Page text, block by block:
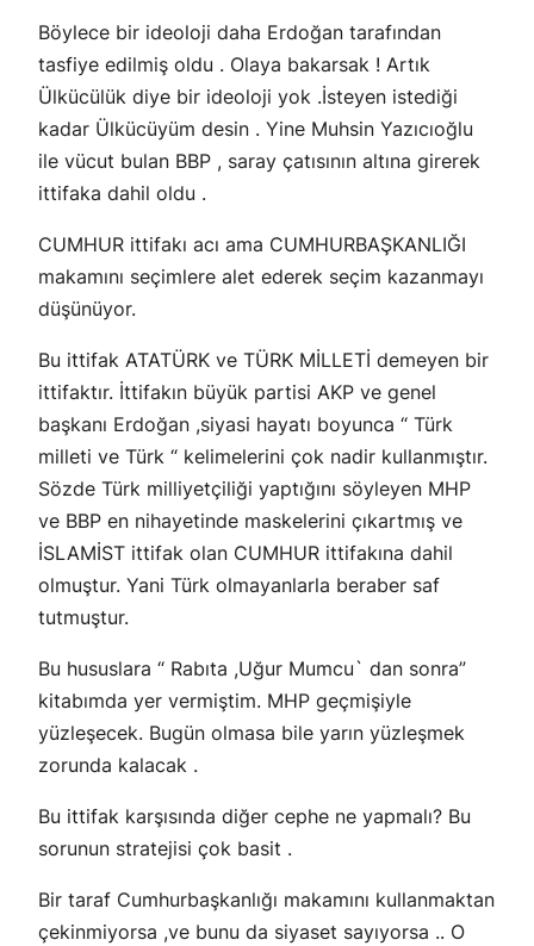
Böylece bir ideoloji daha Erdoğan tarafından
tasfiye edilmiş oldu . Olaya bakarsak ! Artık
Ülkücülük diye bir ideoloji yok .İsteyen istediği
kadar Ülkücüyüm desin . Yine Muhsin Yazıcıoğlu
ile vücut bulan BBP , saray çatısının altına girerek
ittifaka dahil oldu .
CUMHUR ittifakı acı ama CUMHURBAŞKANLIĞI
makamını seçimlere alet ederek seçim kazanmayı
düşünüyor.
Bu ittifak ATATÜRK ve TÜRK MİLLETİ demeyen bir
ittifaktır. İttifakın büyük partisi AKP ve genel
başkanı Erdoğan ,siyasi hayatı boyunca “ Türk
milleti ve Türk “ kelimelerini çok nadir kullanmıştır.
Sözde Türk milliyetçiliği yaptığını söyleyen MHP
ve BBP en nihayetinde maskelerini çıkartmış ve
İSLAMİST ittifak olan CUMHUR ittifakına dahil
olmuştur. Yani Türk olmayanlarla beraber saf
tutmuştur.
Bu hususlara “ Rabıta ,Uğur Mumcu` dan sonra”
kitabımda yer vermiştim. MHP geçmişiyle
yüzleşecek. Bugün olmasa bile yarın yüzleşmek
zorunda kalacak .
Bu ittifak karşısında diğer cephe ne yapmalı? Bu
sorunun stratejisi çok basit .
Bir taraf Cumhurbaşkanlığı makamını kullanmaktan
çekinmiyorsa ,ve bunu da siyaset sayıyorsa .. O